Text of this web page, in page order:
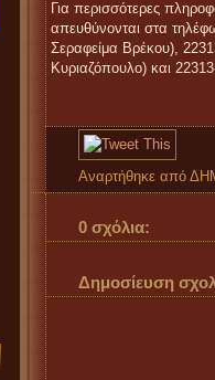
Για περισσότερες
απευθύνονται στα
Σεραφείμα Βρέκου),
Κυριαζόπουλο) και
Αναρτήθηκε από
0 σχόλια:
Δημοσίευση